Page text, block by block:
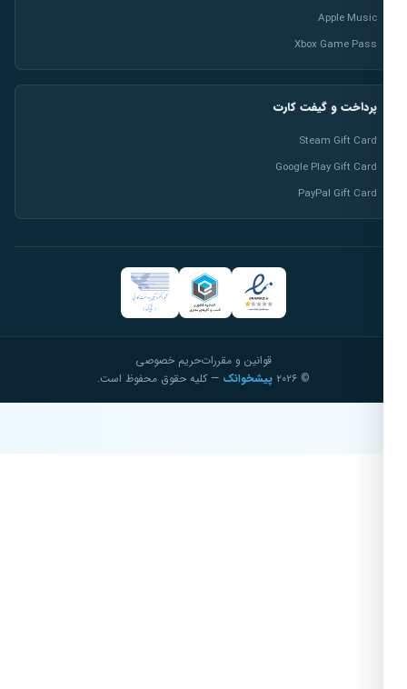
Apple Music
Xbox Game Pass
پرداخت و گیفت کارت
Steam Gift Card
Google Play Gift Card
PayPal Gift Card
قوانین و مقرراتحریم خصوصی
پیشخوانک— کلیه حقوق محفوظ است.